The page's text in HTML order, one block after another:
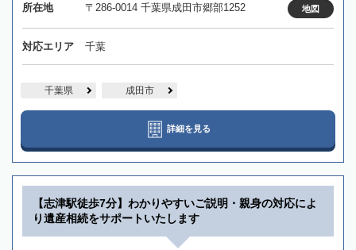
所在地 〒286-0014 千葉県成田市郷部1252 地図
対応エリア 千葉
千葉県 成田市
詳細を見る
【志津駅徒歩7分】わかりやすいご説明・親身の対応によ
り遺産相続をサポートいたします